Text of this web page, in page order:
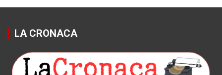
LA CRONACA